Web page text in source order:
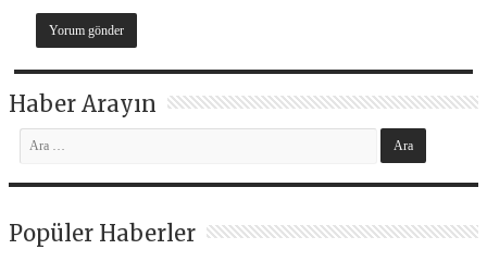
Haber Arayın
Popüler Haberler